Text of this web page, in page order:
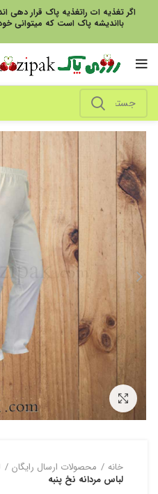
اگر تغذیه ات راتغذیه پاک قرار
بااندیشه پاک است که میتوانی
بزرگنمایی تصویر
خانه محصولات ارسال رایگان
لباس مردانه نخ پنبه